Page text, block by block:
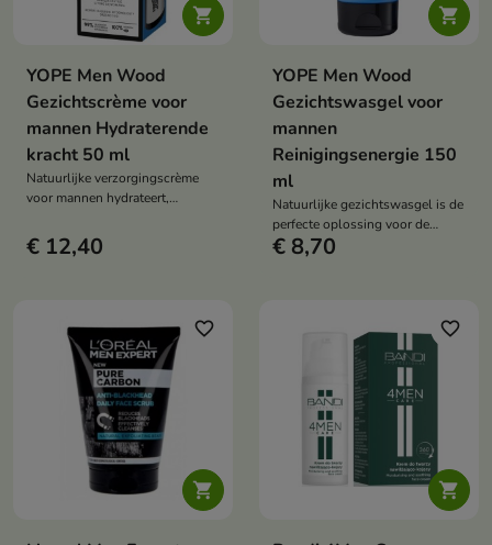

YOPE Men Wood
Gezichtscrème voor
mannen Hydraterende
kracht 50 ml
Natuurlijke verzorgingscrème
voor mannen hydrateert,
€ 12,40

YOPE Men Wood
Gezichtswasgel voor
mannen
Reinigingsenergie 150
ml
Natuurlijke gezichtswasgel is de
perfecte oplossing voor de
dagelijkse huidverzorging
€ 8,70

favorite_border

favorite_border